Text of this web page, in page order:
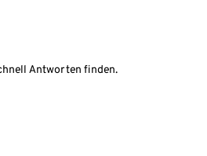
Antworten finden.